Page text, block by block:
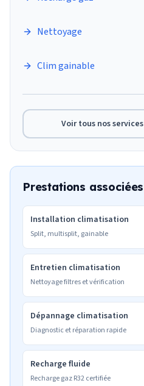
Nettoyage
Clim gainable
Voir tous nos services
Prestations associées
Installation climatisation
Split, multisplit, gainable
Entretien climatisation
Nettoyage filtres et vérification
Dépannage climatisation
Diagnostic et réparation rapide
Recharge fluide
Recharge gaz R32 certifiée